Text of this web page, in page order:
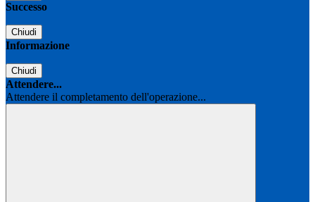
Successo
Chiudi
Informazione
Chiudi
Attendere...
Attendere il completamento dell'operazione...